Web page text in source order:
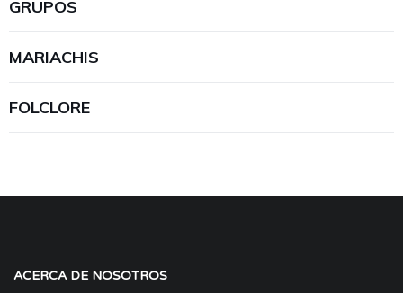
GRUPOS
MARIACHIS
FOLCLORE
ACERCA DE NOSOTROS